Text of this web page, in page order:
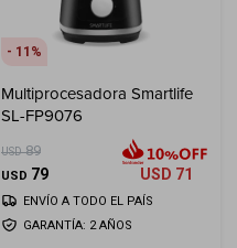
11
Multiprocesadora Smartlife
SL-FP9076
USD 89
USD 79 USD 71
GARANTÍA: 2 AÑOS
ENVÍO A TODO EL PAÍS